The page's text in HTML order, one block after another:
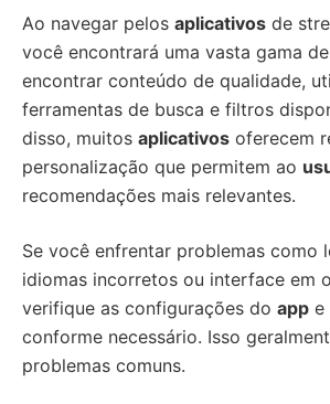
Ao navegar pelos aplicativos de
você encontrará uma vasta gama de
encontrar conteúdo de qualidade,
ferramentas de busca e filtros
disso, muitos aplicativos oferecem
personalização que permitem ao
recomendações mais relevantes.
Se você enfrentar problemas como
idiomas incorretos ou interface em
verifique as configurações do app e
conforme necessário. Isso
problemas comuns.